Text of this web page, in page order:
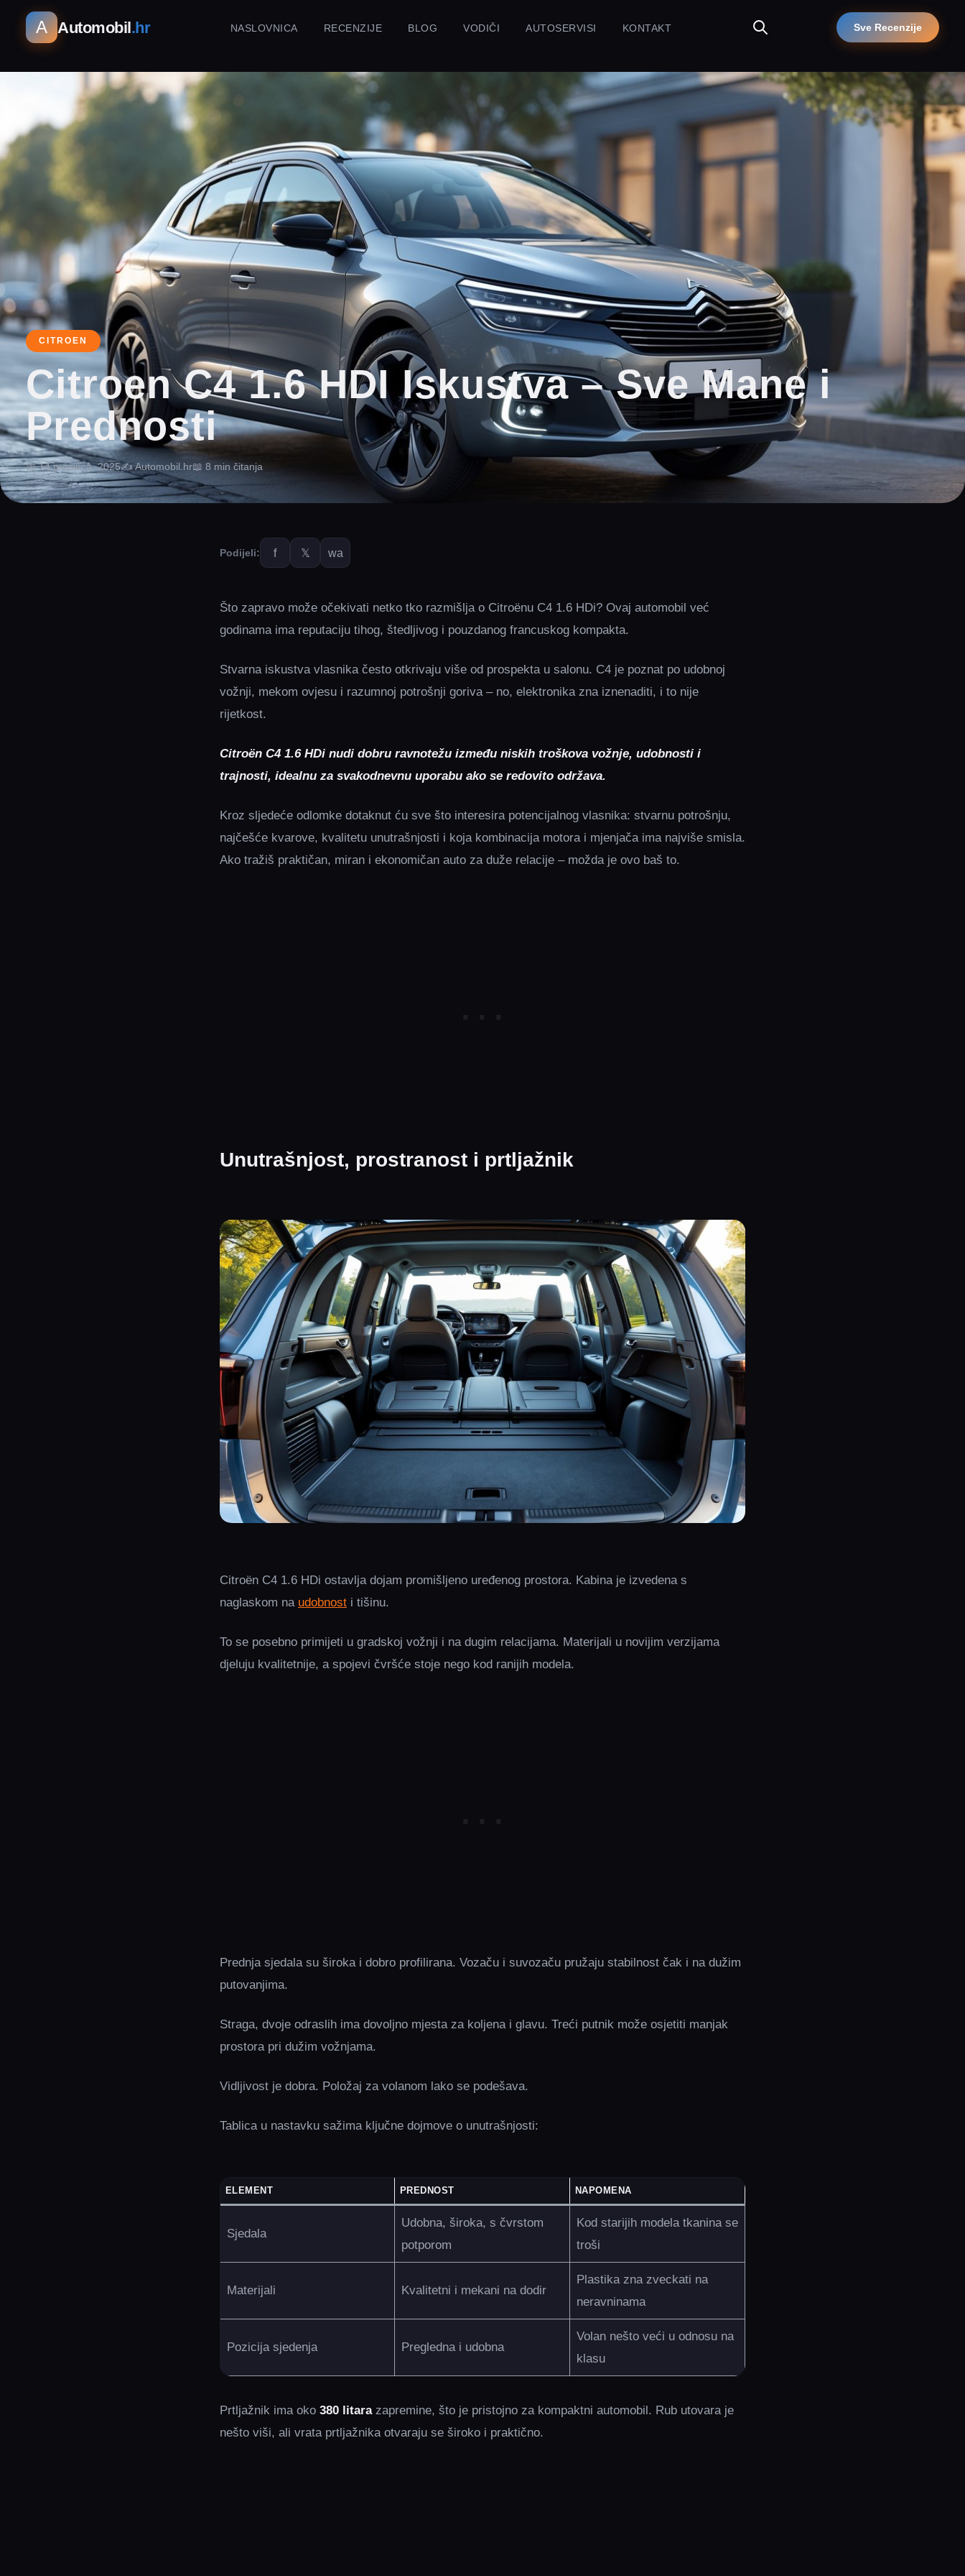
A Automobil.hr NASLOVNICA RECENZIJE BLOG VODIČI AUTOSERVISI KONTAKT Sve Recenzije
CITROEN
Citroen C4 1.6 HDI Iskustva – Sve Mane i
Prednosti
📅 14 prosinca, 2025✍️ Automobil.hr📖 8 min čitanja
Podijeli: f 𝕏 wa
Što zapravo može očekivati netko tko razmišlja o Citroënu C4 1.6 HDi? Ovaj automobil već
godinama ima reputaciju tihog, štedljivog i pouzdanog francuskog kompakta.
Stvarna iskustva vlasnika često otkrivaju više od prospekta u salonu. C4 je poznat po udobnoj
vožnji, mekom ovjesu i razumnoj potrošnji goriva – no, elektronika zna iznenaditi, i to nije
rijetkost.
Citroën C4 1.6 HDi nudi dobru ravnotežu između niskih troškova vožnje, udobnosti i
trajnosti, idealnu za svakodnevnu uporabu ako se redovito održava.
Kroz sljedeće odlomke dotaknut ću sve što interesira potencijalnog vlasnika: stvarnu potrošnju,
najčešće kvarove, kvalitetu unutrašnjosti i koja kombinacija motora i mjenjača ima najviše smisla.
Ako tražiš praktičan, miran i ekonomičan auto za duže relacije – možda je ovo baš to.
Unutrašnjost, prostranost i prtljažnik
Citroën C4 1.6 HDi ostavlja dojam promišljeno uređenog prostora. Kabina je izvedena s
naglaskom na udobnost i tišinu.
To se posebno primijeti u gradskoj vožnji i na dugim relacijama. Materijali u novijim verzijama
djeluju kvalitetnije, a spojevi čvršće stoje nego kod ranijih modela.
Prednja sjedala su široka i dobro profilirana. Vozaču i suvozaču pružaju stabilnost čak i na dužim
putovanjima.
Straga, dvoje odraslih ima dovoljno mjesta za koljena i glavu. Treći putnik može osjetiti manjak
prostora pri dužim vožnjama.
Vidljivost je dobra. Položaj za volanom lako se podešava.
Tablica u nastavku sažima ključne dojmove o unutrašnjosti:
ELEMENT PREDNOST NAPOMENA
Sjedala
Udobna, široka, s čvrstom
potporom
Kod starijih modela tkanina se
troši
Materijali Kvalitetni i mekani na dodir
Plastika zna zveckati na
neravninama
Pozicija sjedenja Pregledna i udobna
Volan nešto veći u odnosu na
klasu
Prtljažnik ima oko 380 litarazapremine, što je pristojno za kompaktni automobil. Rub utovara je
nešto viši, ali vrata prtljažnika otvaraju se široko i praktično.